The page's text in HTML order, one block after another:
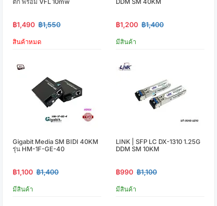
฿1,490 ฿1,550
สินค้าหมด
฿1,200 ฿1,400
มีสินค้า
Gigabit Media SM BIDI 40KM
รุ่น HM-1F-GE-40
฿1,100 ฿1,400
มีสินค้า
LINK | SFP LC DX-1310 1.25G
DDM SM 10KM
฿990 ฿1,100
มีสินค้า